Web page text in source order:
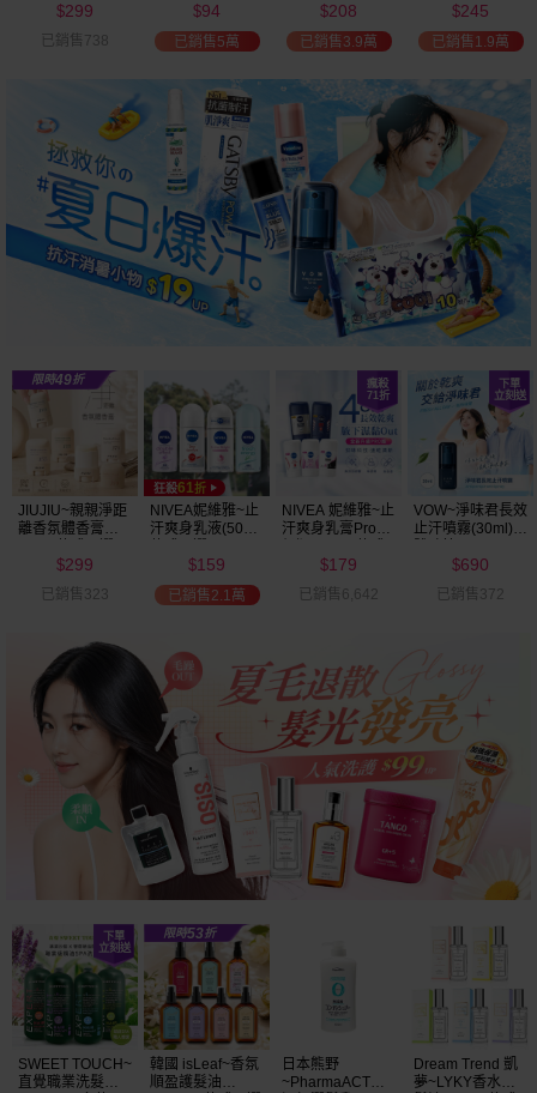
／密集保濕／淨
(725ml) 款式可選
$208
已銷售3.9萬
300ml+乳液
300ml+護手霜
80g) 款式可選
$245
已銷售1.9萬
液(550ml) 款式可
選
$91
已銷售2萬
$299
已銷售1.5萬
JIUJIU~親親淨距
離香氛體香膏
$299
已銷售323
NIVEA妮維雅~止
汗爽身乳液(50ml)
$159
已銷售2.1萬
NIVEA 妮維雅~止
汗爽身乳膏Pro升
$179
已銷售6,642
VOW~淨味君長效
止汗噴霧(30ml)
$690
已銷售372
SWEET TOUCH~
直覺職業洗髮精
韓國 isLeaf~香氛
順盈護髮油
日本熊野
~PharmaACT無
Dream Trend 凱
夢~LYKY香水護